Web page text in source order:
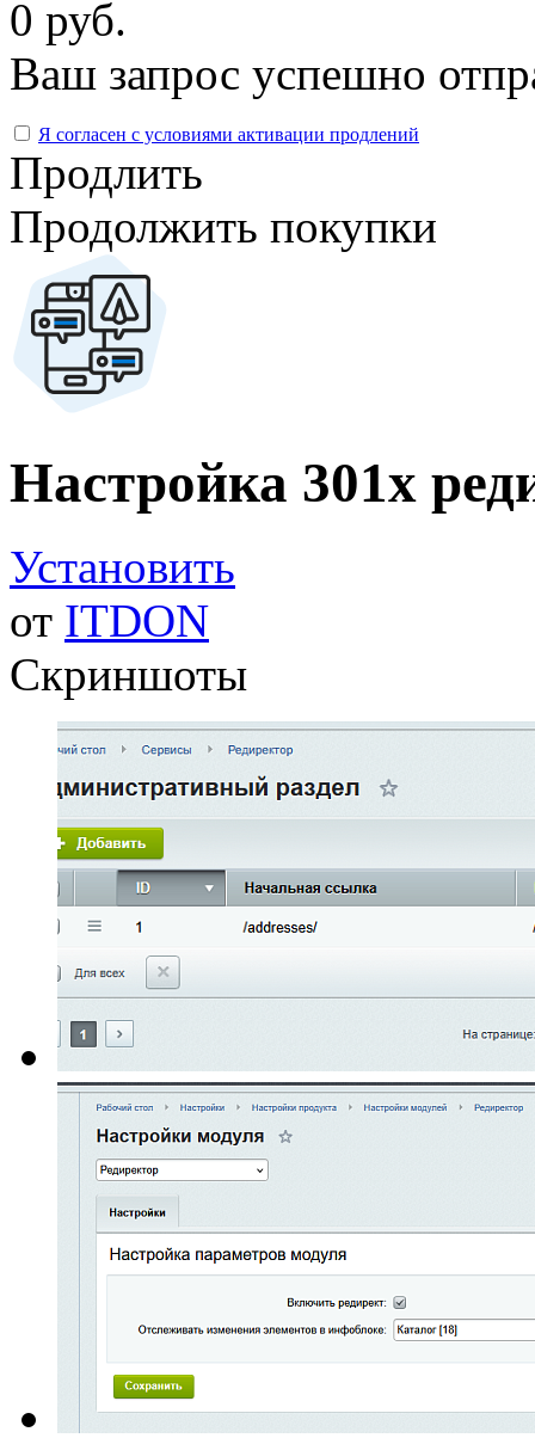
0 руб.
Ваш запрос успешно
Я согласен с условиями активации продлений
Продлить
Продолжить покупки
Настройка 301х
Установить
от ITDON
Скриншоты